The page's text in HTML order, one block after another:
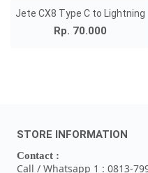
Jete CX8 Type C to Lightning
Rp. 70.000
STORE INFORMATION
Contact :
Call / Whatsapp 1 : 0813-